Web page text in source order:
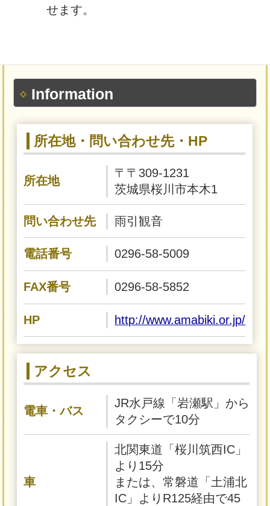
せます。
Information
所在地・問い合わせ先・HP
所在地
〒〒309-1231
茨城県桜川市本木1
問い合わせ先 雨引観音
電話番号 0296-58-5009
FAX番号 0296-58-5852
HP http://www.amabiki.or.jp/
アクセス
電車・バス
JR水戸線「岩瀬駅」から
タクシーで10分
車
北関東道「桜川筑西IC」
より15分
または、常磐道「土浦北
IC」よりR125経由で45